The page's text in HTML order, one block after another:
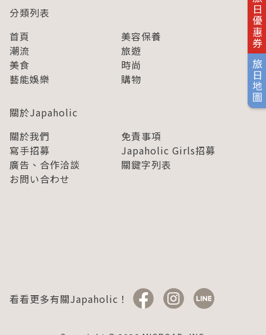
旅日優惠券
旅日地圖
分類列表
首頁
美容保養
潮流
旅遊
美食
時尚
藝能娛樂
購物
關於Japaholic
關於我們
免責事項
寫手招募
Japaholic Girls招募
廣告、合作洽談
關鍵字列表
お問い合わせ
看看更多有關Japaholic！